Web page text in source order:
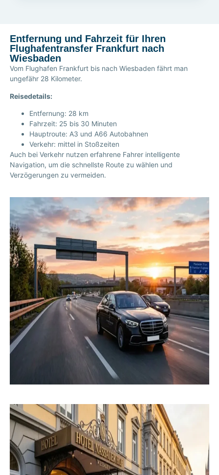
Entfernung und Fahrzeit für Ihren
Flughafentransfer Frankfurt nach
Wiesbaden
Vom Flughafen Frankfurt bis nach Wiesbaden fährt man
ungefähr 28 Kilometer.
Reisedetails:
Entfernung: 28 km
Fahrzeit: 25 bis 30 Minuten
Hauptroute: A3 und A66 Autobahnen
Verkehr: mittel in Stoßzeiten
Auch bei Verkehr nutzen erfahrene Fahrer intelligente
Navigation, um die schnellste Route zu wählen und
Verzögerungen zu vermeiden.